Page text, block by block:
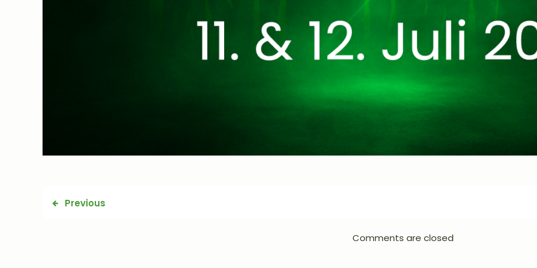
Previous
Comments are closed